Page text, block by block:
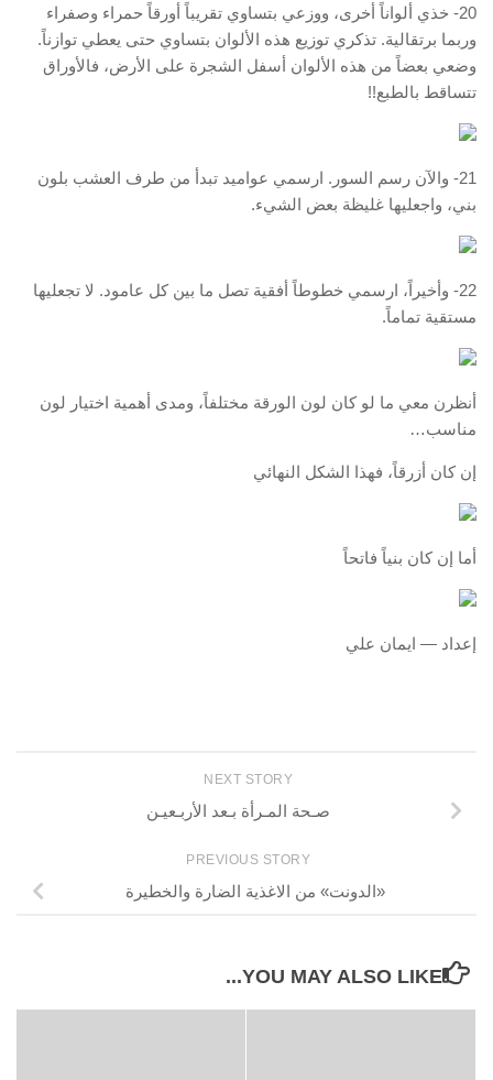
20- خذي ألواناً أخرى، ووزعي بتساوي تقريباً أورقاً حمراء وصفراء
وربما برتقالية. تذكري توزيع هذه الألوان بتساوي حتى يعطي توازناً.
وضعي بعضاً من هذه الألوان أسفل الشجرة على الأرض، فالأوراق
تتساقط بالطبع!!
21- والآن رسم السور. ارسمي عواميد تبدأ من طرف العشب بلون
بني، واجعليها غليظة بعض الشيء.
22- وأخيراً، ارسمي خطوطاً أفقية تصل ما بين كل عامود. لا تجعليها
مستقية تماماً.
أنظرن معي ما لو كان لون الورقة مختلفاً، ومدى أهمية اختيار لون
مناسب…
إن كان أزرقاً، فهذا الشكل النهائي
أما إن كان بنياً فاتحاً
إعداد — ايمان علي
NEXT STORY
صـحة المـرأة بـعد الأربـعيـن
PREVIOUS STORY
«الدونت» من الاغذية الضارة والخطيرة
YOU MAY ALSO LIKE...